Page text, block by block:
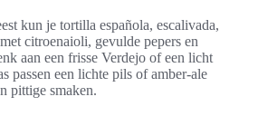
kun je tortilla española, escalivada,
citroenaioli, gevulde pepers en
aan een frisse Verdejo of een licht
passen een lichte pils of amber-ale
pittige smaken.